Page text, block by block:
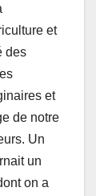
et
des
et
de notre
Un
un
on a